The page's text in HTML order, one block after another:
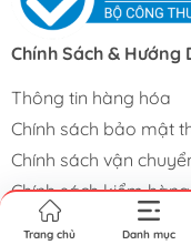
Chính Sách & Hướng
Thông tin hàng hóa
Chính sách bảo mật
Chính sách vận
Chính sách kiểm hàng
Chính sách đổi trả &
Trang chủ Danh mục